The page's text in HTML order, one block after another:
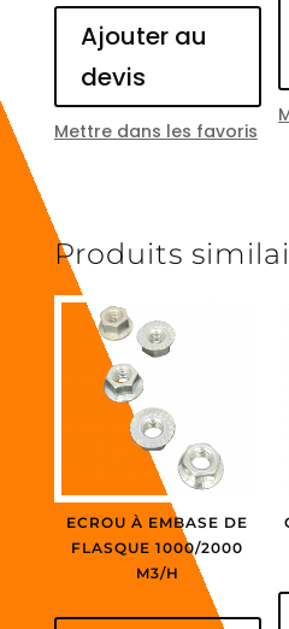
Ajouter au
devis
Mettre dans les favoris
Produits
ECROU À EMBASE DE
FLASQUE 1000/2000
M3/H